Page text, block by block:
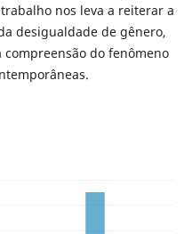
nos leva a reiterar a
desigualdade de gênero,
do fenômeno